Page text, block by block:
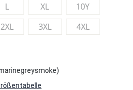
L XL
10Y
2XL 3XL
4XL